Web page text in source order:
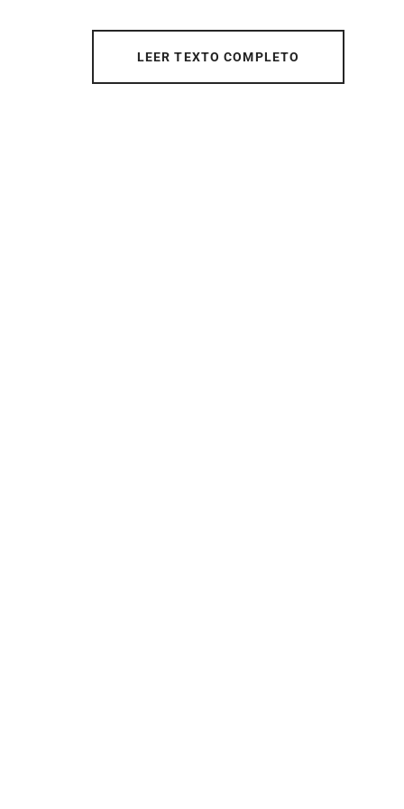
LEER TEXTO COMPLETO